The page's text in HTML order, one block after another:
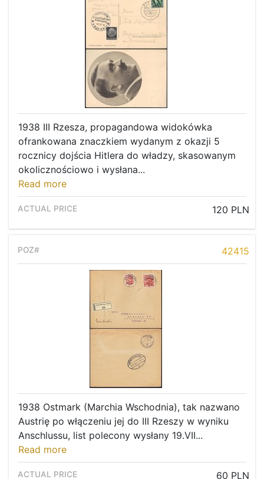
1938 III Rzesza, propagandowa widokówka
ofrankowana znaczkiem wydanym z okazji 5
rocznicy dojścia Hitlera do władzy, skasowanym
okolicznościowo i wysłana...
Read more
120 PLN
42415
1938 Ostmark (Marchia Wschodnia), tak nazwano
Austrię po włączeniu jej do III Rzeszy w wyniku
Anschlussu, list polecony wysłany 19.VII...
Read more
60 PLN